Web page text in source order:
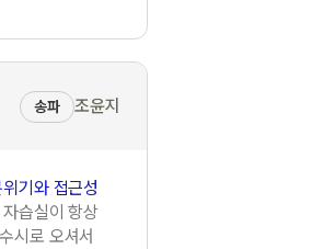
송파 조윤지
기와 접근성
습실이 항상
시로 오셔서